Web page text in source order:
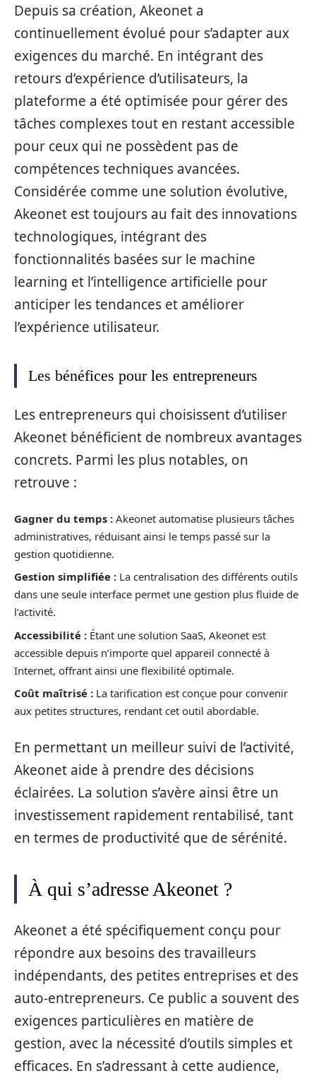
Depuis sa création, Akeonet a
continuellement évolué pour s’adapter aux
exigences du marché. En intégrant des
retours d’expérience d’utilisateurs, la
plateforme a été optimisée pour gérer des
tâches complexes tout en restant accessible
pour ceux qui ne possèdent pas de
compétences techniques avancées.
Considérée comme une solution évolutive,
Akeonet est toujours au fait des innovations
technologiques, intégrant des
fonctionnalités basées sur le machine
learning et l’intelligence artificielle pour
anticiper les tendances et améliorer
l’expérience utilisateur.
Les bénéfices pour les entrepreneurs
Les entrepreneurs qui choisissent d’utiliser
Akeonet bénéficient de nombreux avantages
concrets. Parmi les plus notables, on
retrouve :
Gagner du temps : Akeonet automatise plusieurs tâches
administratives, réduisant ainsi le temps passé sur la
gestion quotidienne.
Gestion simplifiée : La centralisation des différents outils
dans une seule interface permet une gestion plus fluide de
l’activité.
Accessibilité : Étant une solution SaaS, Akeonet est
accessible depuis n’importe quel appareil connecté à
Internet, offrant ainsi une flexibilité optimale.
Coût maîtrisé : La tarification est conçue pour convenir
aux petites structures, rendant cet outil abordable.
En permettant un meilleur suivi de l’activité,
Akeonet aide à prendre des décisions
éclairées. La solution s’avère ainsi être un
investissement rapidement rentabilisé, tant
en termes de productivité que de sérénité.
À qui s’adresse Akeonet ?
Akeonet a été spécifiquement conçu pour
répondre aux besoins des travailleurs
indépendants, des petites entreprises et des
auto-entrepreneurs. Ce public a souvent des
exigences particulières en matière de
gestion, avec la nécessité d’outils simples et
efficaces. En s’adressant à cette audience,